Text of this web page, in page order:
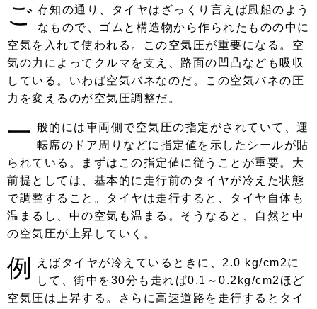
ご 存知の通り、タイヤはざっくり言えば風船のよう
なもので、ゴムと構造物から作られたものの中に
空気を入れて使われる。この空気圧が重要になる。空
気の力によってクルマを支え、路面の凹凸なども吸収
している。いわば空気バネなのだ。この空気バネの圧
力を変えるのが空気圧調整だ。
一 般的には車両側で空気圧の指定がされていて、運
転席のドア周りなどに指定値を示したシールが貼
られている。まずはこの指定値に従うことが重要。大
前提としては、基本的に走行前のタイヤが冷えた状態
で調整すること。タイヤは走行すると、タイヤ自体も
温まるし、中の空気も温まる。そうなると、自然と中
の空気圧が上昇していく。
例
えばタイヤが冷えているときに、2.0 kg/cm2に
して、街中を30分も走れば0.1～0.2kg/cm2ほど
空気圧は上昇する。さらに高速道路を走行するとタイ